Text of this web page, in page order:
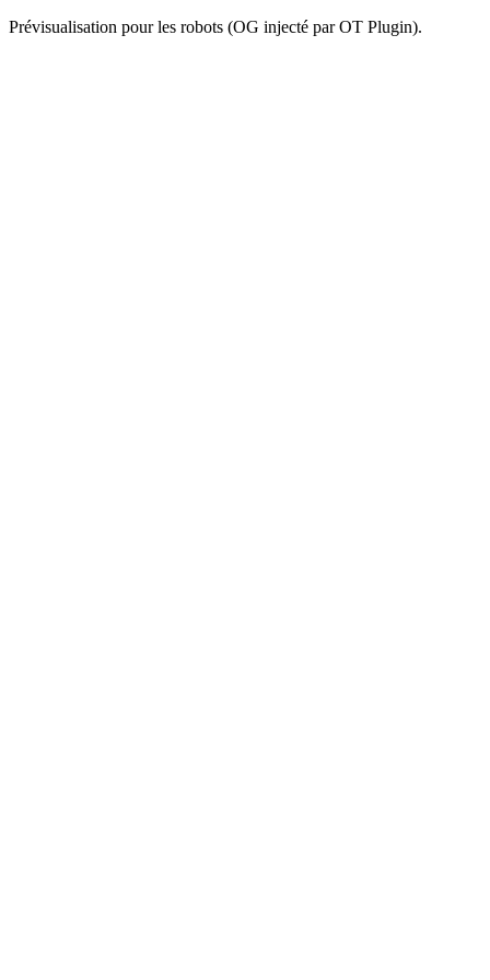
Prévisualisation pour les robots (OG injecté par OT Plugin).